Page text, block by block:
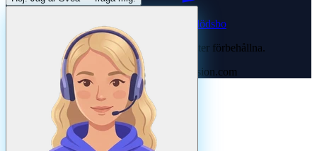
Dödsboofferter — hjälp med dödsbo
Svenska Hantverkare. Alla rättigheter förbehållna.
Uppdateradaugusti 2026· Drivs av N3ovision.com